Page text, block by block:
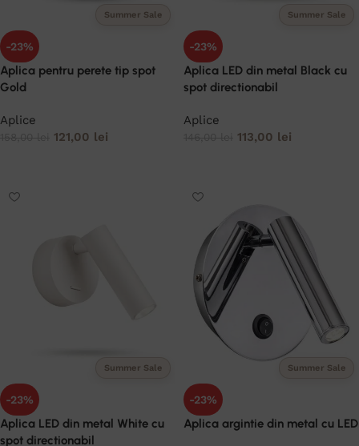
Summer Sale
-23%
Aplica pentru perete tip spot
Gold
Aplice
121,00 lei
Summer Sale
-23%
Aplica LED din metal Black cu
spot directionabil
Aplice
113,00 lei
Summer Sale
-23%
Aplica LED din metal White cu
spot directionabil
Summer Sale
-23%
Aplica argintie din metal cu LED